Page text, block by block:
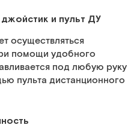
и пульт ДУ
осуществляться
помощи удобного
под любую руку
пульта дистанционного